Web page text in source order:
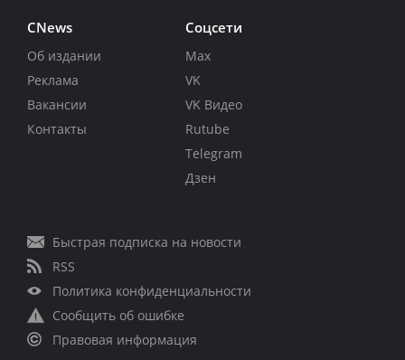
CNews
Об издании
Реклама
Вакансии
Контакты
Соцсети
Max
VK
VK Видео
Rutube
Telegram
Дзен
Быстрая подписка на новости
RSS
Политика конфиденциальности
Сообщить об ошибке
Правовая информация